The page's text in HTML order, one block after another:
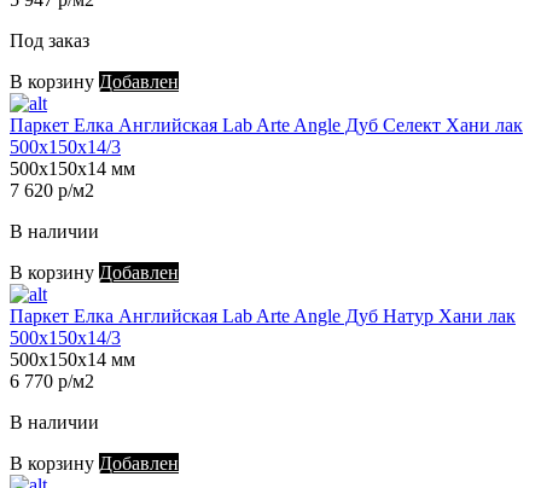
Под заказ
В корзину Добавлен
Паркет Елка Английская Lab Arte Angle Дуб Селект Хани лак
500х150х14/3
500х150х14 мм
7 620 р/м2
В наличии
В корзину Добавлен
Паркет Елка Английская Lab Arte Angle Дуб Натур Хани лак
500х150х14/3
500х150х14 мм
6 770 р/м2
В наличии
В корзину Добавлен